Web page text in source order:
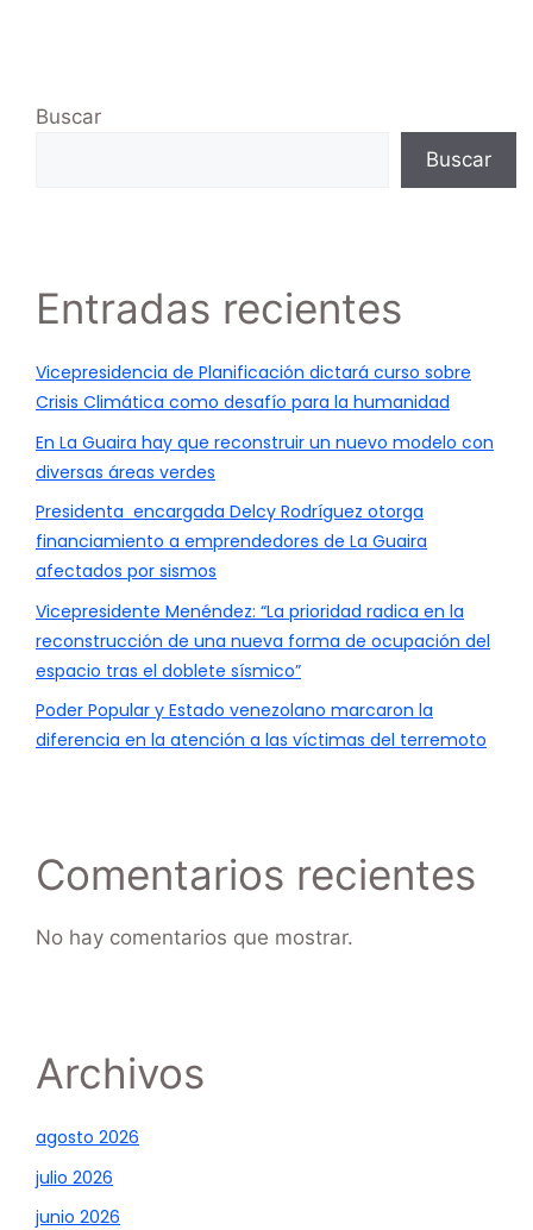
Buscar
Buscar
Entradas recientes
Vicepresidencia de Planificación dictará curso sobre
Crisis Climática como desafío para la humanidad
En La Guaira hay que reconstruir un nuevo modelo con
diversas áreas verdes
Presidenta encargada Delcy Rodríguez otorga
financiamiento a emprendedores de La Guaira
afectados por sismos
Vicepresidente Menéndez: “La prioridad radica en la
reconstrucción de una nueva forma de ocupación del
espacio tras el doblete sísmico”
Poder Popular y Estado venezolano marcaron la
diferencia en la atención a las víctimas del terremoto
Comentarios recientes
No hay comentarios que mostrar.
Archivos
agosto 2026
julio 2026
junio 2026